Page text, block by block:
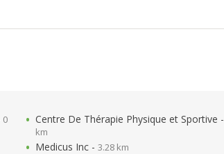
0
Centre De Thérapie Physique et Sportive -
km
Medicus Inc - 3.28 km